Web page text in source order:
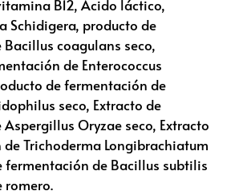
B12, Ácido láctico,
Schidigera, producto de
coagulans seco,
de Enterococcus
de fermentación de
seco, Extracto de
Oryzae seco, Extracto
Trichoderma Longibrachiatum
fermentación de Bacillus subtilis
romero.